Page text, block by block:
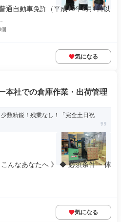
通自動車免許（平成19年6月1日以
気になる
本社での倉庫作業・出荷管理
数精鋭！残業なし！「完全土日祝
んなあなたへ 》 ◆ 必須条件 ・体
気になる